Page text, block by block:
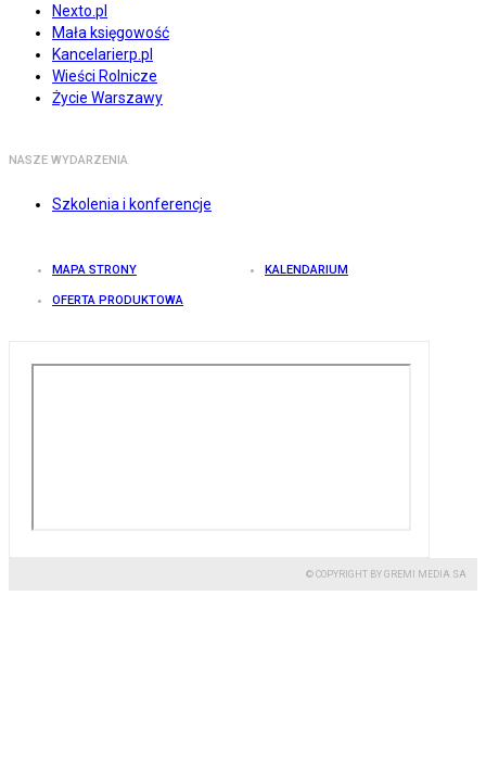
Nexto.pl
Mała księgowość
Kancelarierp.pl
Wieści Rolnicze
Życie Warszawy
NASZE WYDARZENIA
Szkolenia i konferencje
MAPA STRONY KALENDARIUM
OFERTA PRODUKTOWA
© COPYRIGHT BY GREMI MEDIA SA